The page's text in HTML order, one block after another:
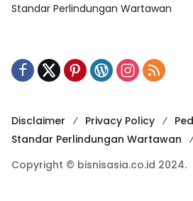
Standar Perlindungan Wartawan
Disclaimer Privacy Policy
Standar Perlindungan Wartawan
Copyright © bisnisasia.co.id 2024.